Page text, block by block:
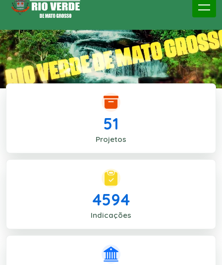
51
Projetos
4594
Indicações